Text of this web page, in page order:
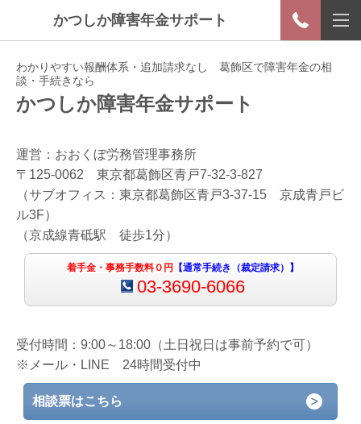
かつしか障害年金サポート
わかりやすい報酬体系・追加請求なし 葛飾区で障害年金の相
談・手続きなら
かつしか障害年金サポート
運営：おおくぼ労務管理事務所
〒125-0062 東京都葛飾区青戸7-32-3-827
（サブオフィス：東京都葛飾区青戸3-37-15 京成青戸ビ
ル3F）
（京成線青砥駅 徒歩1分）
着手金・事務手数料０ 円 【通常手続き（裁定請求）】
03-3690-6066
受付時間：9:00～18:00（土日祝日は事前予約で可）
※メール・LINE 24時間受付中
相談票はこちら